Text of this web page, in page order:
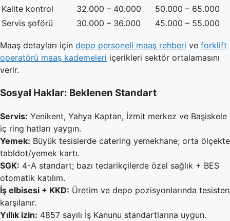
Kalite kontrol
32.000 – 40.000
50.000 – 65.000
Servis şoförü
30.000 – 36.000 45.000 – 55.000
Maaş detayları için depo personeli maaş rehberi ve forklift
operatörü maaş kademeleri içerikleri sektör ortalamasını
verir.
Sosyal Haklar: Beklenen Standart
Servis: Yenikent, Yahya Kaptan, İzmit merkez ve Başiskele
iç ring hatları yaygın.
Yemek: Büyük tesislerde catering yemekhane; orta ölçekte
tabldot/yemek kartı.
SGK: 4-A standart; bazı tedarikçilerde özel sağlık + BES
otomatik katılım.
İş elbisesi + KKD: Üretim ve depo pozisyonlarında tesisten
karşılanır.
Yıllık izin: 4857 sayılı İş Kanunu standartlarına uygun.